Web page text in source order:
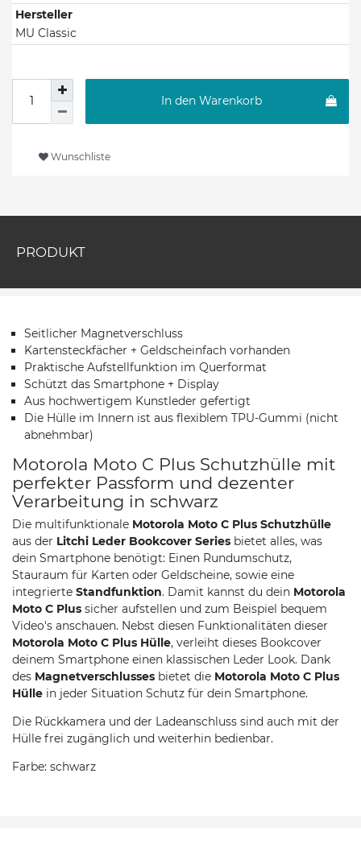
Hersteller
MU Classic
In den Warenkorb
Wunschliste
PRODUKT
Seitlicher Magnetverschluss
Kartensteckfächer + Geldscheinfach vorhanden
Praktische Aufstellfunktion im Querformat
Schützt das Smartphone + Display
Aus hochwertigem Kunstleder gefertigt
Die Hülle im Innern ist aus flexiblem TPU-Gummi (nicht
abnehmbar)
Motorola Moto C Plus Schutzhülle mit
perfekter Passform und dezenter
Verarbeitung in schwarz
Die multifunktionale Motorola Moto C Plus Schutzhülle
aus der Litchi Leder Bookcover Series bietet alles, was
dein Smartphone benötigt: Einen Rundumschutz,
Stauraum für Karten oder Geldscheine, sowie eine
integrierte Standfunktion. Damit kannst du dein Motorola
Moto C Plus sicher aufstellen und zum Beispiel bequem
Video's anschauen. Nebst diesen Funktionalitäten dieser
Motorola Moto C Plus Hülle, verleiht dieses Bookcover
deinem Smartphone einen klassischen Leder Look. Dank
des Magnetverschlusses bietet die Motorola Moto C Plus
Hülle in jeder Situation Schutz für dein Smartphone.
Die Rückkamera und der Ladeanschluss sind auch mit der
Hülle frei zugänglich und weiterhin bedienbar.
Farbe: schwarz